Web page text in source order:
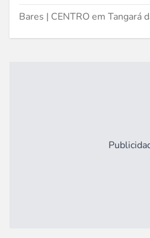
Bares | CENTRO em Tangará